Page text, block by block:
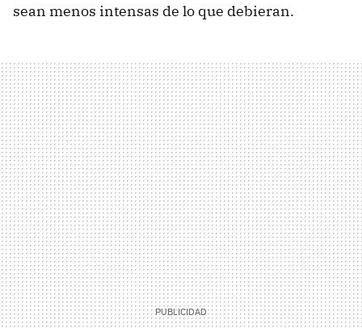
sean menos intensas de lo que debieran.